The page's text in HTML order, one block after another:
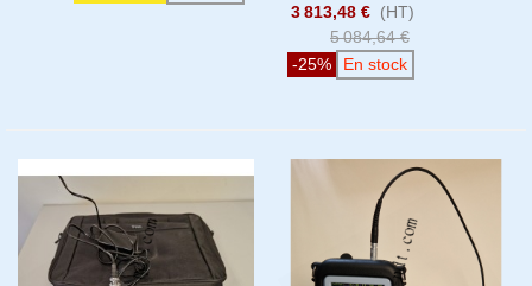
3 813,48 € (HT)
5 084,64 €
-25%
En stock